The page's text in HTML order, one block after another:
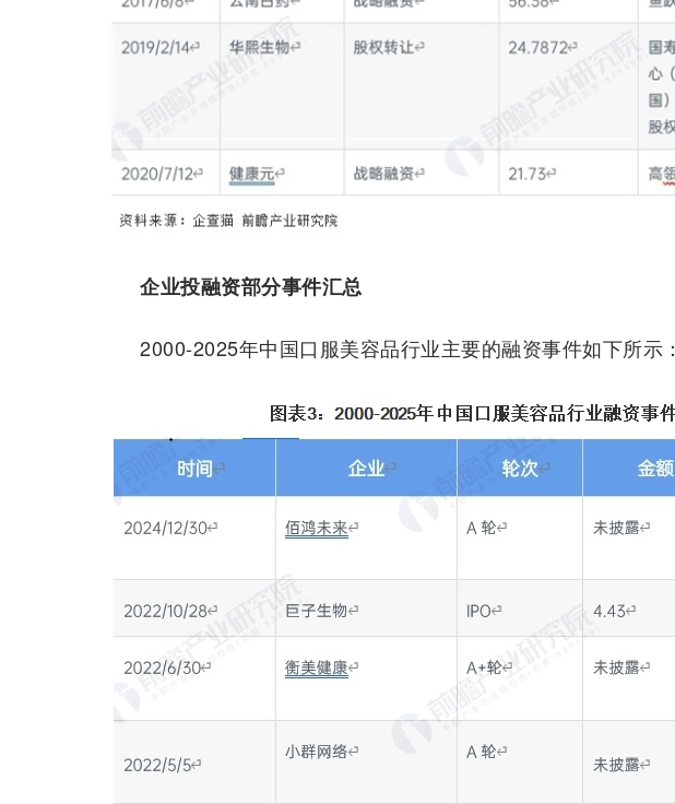
企业投融资部分事件汇总
2000-2025年中国口服美容品行业主要的融资事件如下所示：